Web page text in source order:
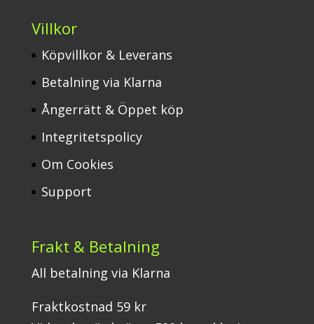
Villkor
Köpvillkor & Leverans
Betalning via Klarna
Ångerrätt & Öppet köp
Integritetspolicy
Om Cookies
Support
Frakt & Betalning
All betalning via Klarna
Fraktkostnad 59 kr